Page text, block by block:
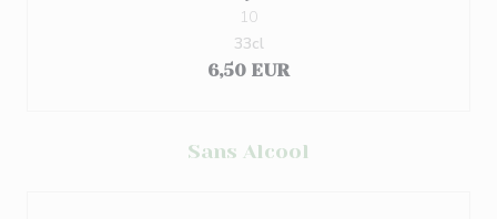
10
6,50 EUR
33cl
Sans Alcool